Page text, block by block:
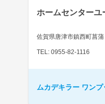
ホームセンターユ
佐賀県唐津市鎮西町菖蒲
TEL: 0955-82-1116
ムカデキラー ワン